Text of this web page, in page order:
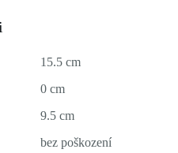
15.5 cm
0 cm
9.5 cm
bez poškození